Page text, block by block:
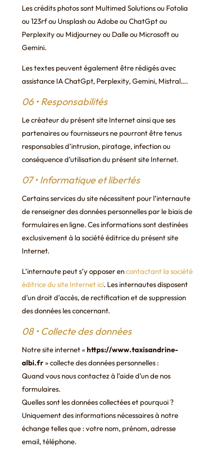
Les crédits photos sont Multimed Solutions ou Fotolia
ou 123rf ou Unsplash ou Adobe ou ChatGpt ou
Perplexity ou Midjourney ou Dalle ou Microsoft ou
Gemini.
Les textes peuvent également être rédigés avec
assistance IA ChatGpt, Perplexity, Gemini, Mistral….
06 • Responsabilités
Le créateur du présent site Internet ainsi que ses
partenaires ou fournisseurs ne pourront être tenus
responsables d’intrusion, piratage, infection ou
conséquence d’utilisation du présent site Internet.
07 • Informatique et libertés
Certains services du site nécessitent pour l’internaute
de renseigner des données personnelles par le biais de
formulaires en ligne. Ces informations sont destinées
exclusivement à la société éditrice du présent site
Internet.
L’internaute peut s’y opposer encontactant la société
éditrice du site Internet ici. Les internautes disposent
d’un droit d’accès, de rectification et de suppression
des données les concernant.
08 • Collecte des données
Notre site internet « https://www.taxisandrine-
albi.fr» collecte des données personnelles :
Quand vous nous contactez à l’aide d’un de nos
formulaires.
Quelles sont les données collectées et pourquoi ?
Uniquement des informations nécessaires à notre
échange telles que : votre nom, prénom, adresse
email, téléphone.